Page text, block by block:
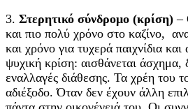
3. Στερητικό σύνδρομο (κρίση) –
και πιο πολύ χρόνο στο καζίνο,
και χρόνο για τυχερά παιχνίδια και
ψυχική κρίση: αισθάνεται άσχημα,
εναλλαγές διάθεσης. Τα χρέη του
αδιέξοδο. Όταν δεν έχουν άλλη